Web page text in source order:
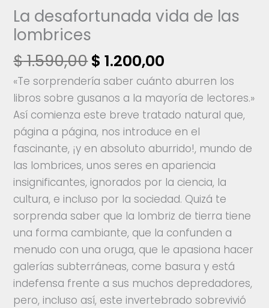
La desafortunada vida de las
lombrices
$1.590,00El
precio
original
era:
$ 1.590,00.
$ 1.200,00
precio
actual
es:
$ 1.200,00.
«Te sorprendería saber cuánto aburren los
libros sobre gusanos a la mayoría de lectores.»
Así comienza este breve tratado natural que,
página a página, nos introduce en el
fascinante, ¡y en absoluto aburrido!, mundo de
las lombrices, unos seres en apariencia
insignificantes, ignorados por la ciencia, la
cultura, e incluso por la sociedad. Quizá te
sorprenda saber que la lombriz de tierra tiene
una forma cambiante, que la confunden a
menudo con una oruga, que le apasiona hacer
galerías subterráneas, come basura y está
indefensa frente a sus muchos depredadores,
pero, incluso así, este invertebrado sobrevivió